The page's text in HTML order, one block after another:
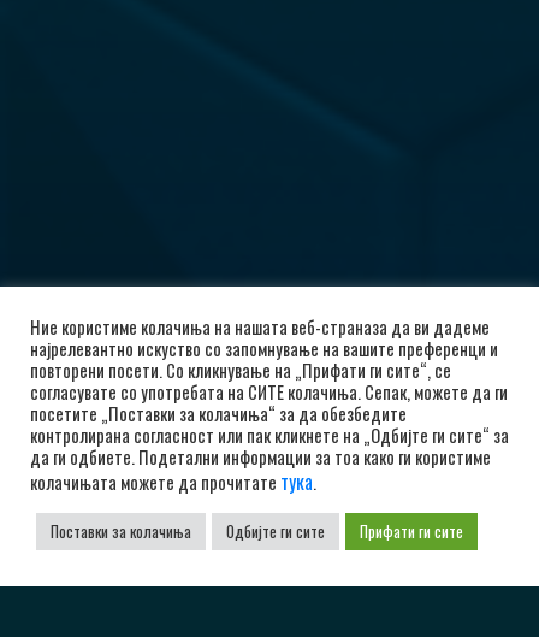
Ние користиме колачиња на нашата веб-страназа да ви дадеме
најрелевантно искуство со запомнување на вашите преференци и
повторени посети. Со кликнување на „Прифати ги сите“, се
согласувате со употребата на СИТЕ колачиња. Сепак, можете да ги
посетите „Поставки за колачиња“ за да обезбедите
контролирана согласност или пак кликнете на „Одбијте ги сите“ за
да ги одбиете. Подетални информации за тоа како ги користиме
колачињата можете да прочитате тука.
Поставки за колачиња Одбијте ги сите Прифати ги сите